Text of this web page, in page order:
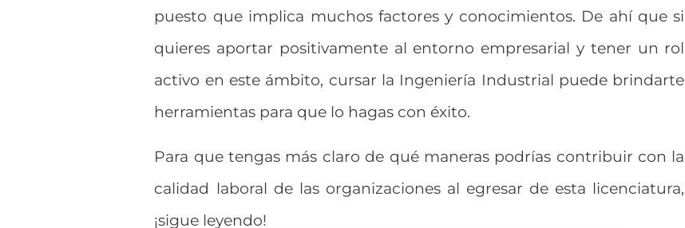
puesto que implica muchos factores y conocimientos. De ahí que si
quieres aportar positivamente al entorno empresarial y tener un rol
activo en este ámbito, cursar la Ingeniería Industrial puede brindarte
herramientas para que lo hagas con éxito.
Para que tengas más claro de qué maneras podrías contribuir con la
calidad laboral de las organizaciones al egresar de esta licenciatura,
¡sigue leyendo!